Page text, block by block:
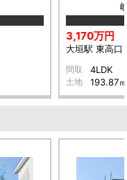
3,170万円
大垣駅 東高口
間取 4LDK
土地 193.87㎡